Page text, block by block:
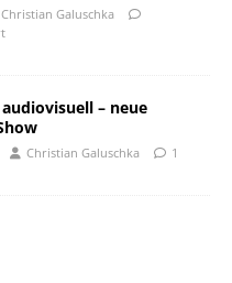
Christian Galuschka
– neue
Christian Galuschka 1